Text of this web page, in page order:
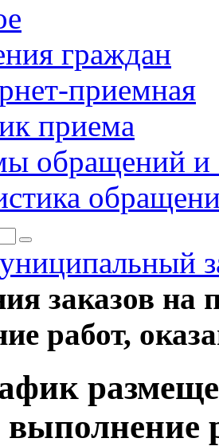
граждан
приемная
приема
обращений и
заказов на
работ,
выполнение